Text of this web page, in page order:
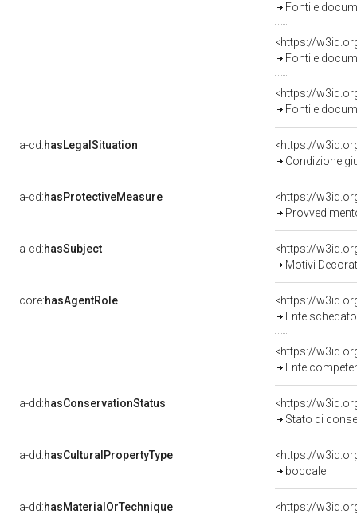
Fonti e
<https://
Fonti e
<https://
Fonti e
a-cd:hasLegalSituation
<https://
Condizione
a-cd:hasProtectiveMeasure
<https://
a-cd:hasSubject
<https://
Motivi
core:hasAgentRole
<https://
Ente schedatore
<https://
Ente competente
a-dd:hasConservationStatus
<https://
Stato di
a-dd:hasCulturalPropertyType
<https://
boccale
a-dd:hasMaterialOrTechnique
<https://